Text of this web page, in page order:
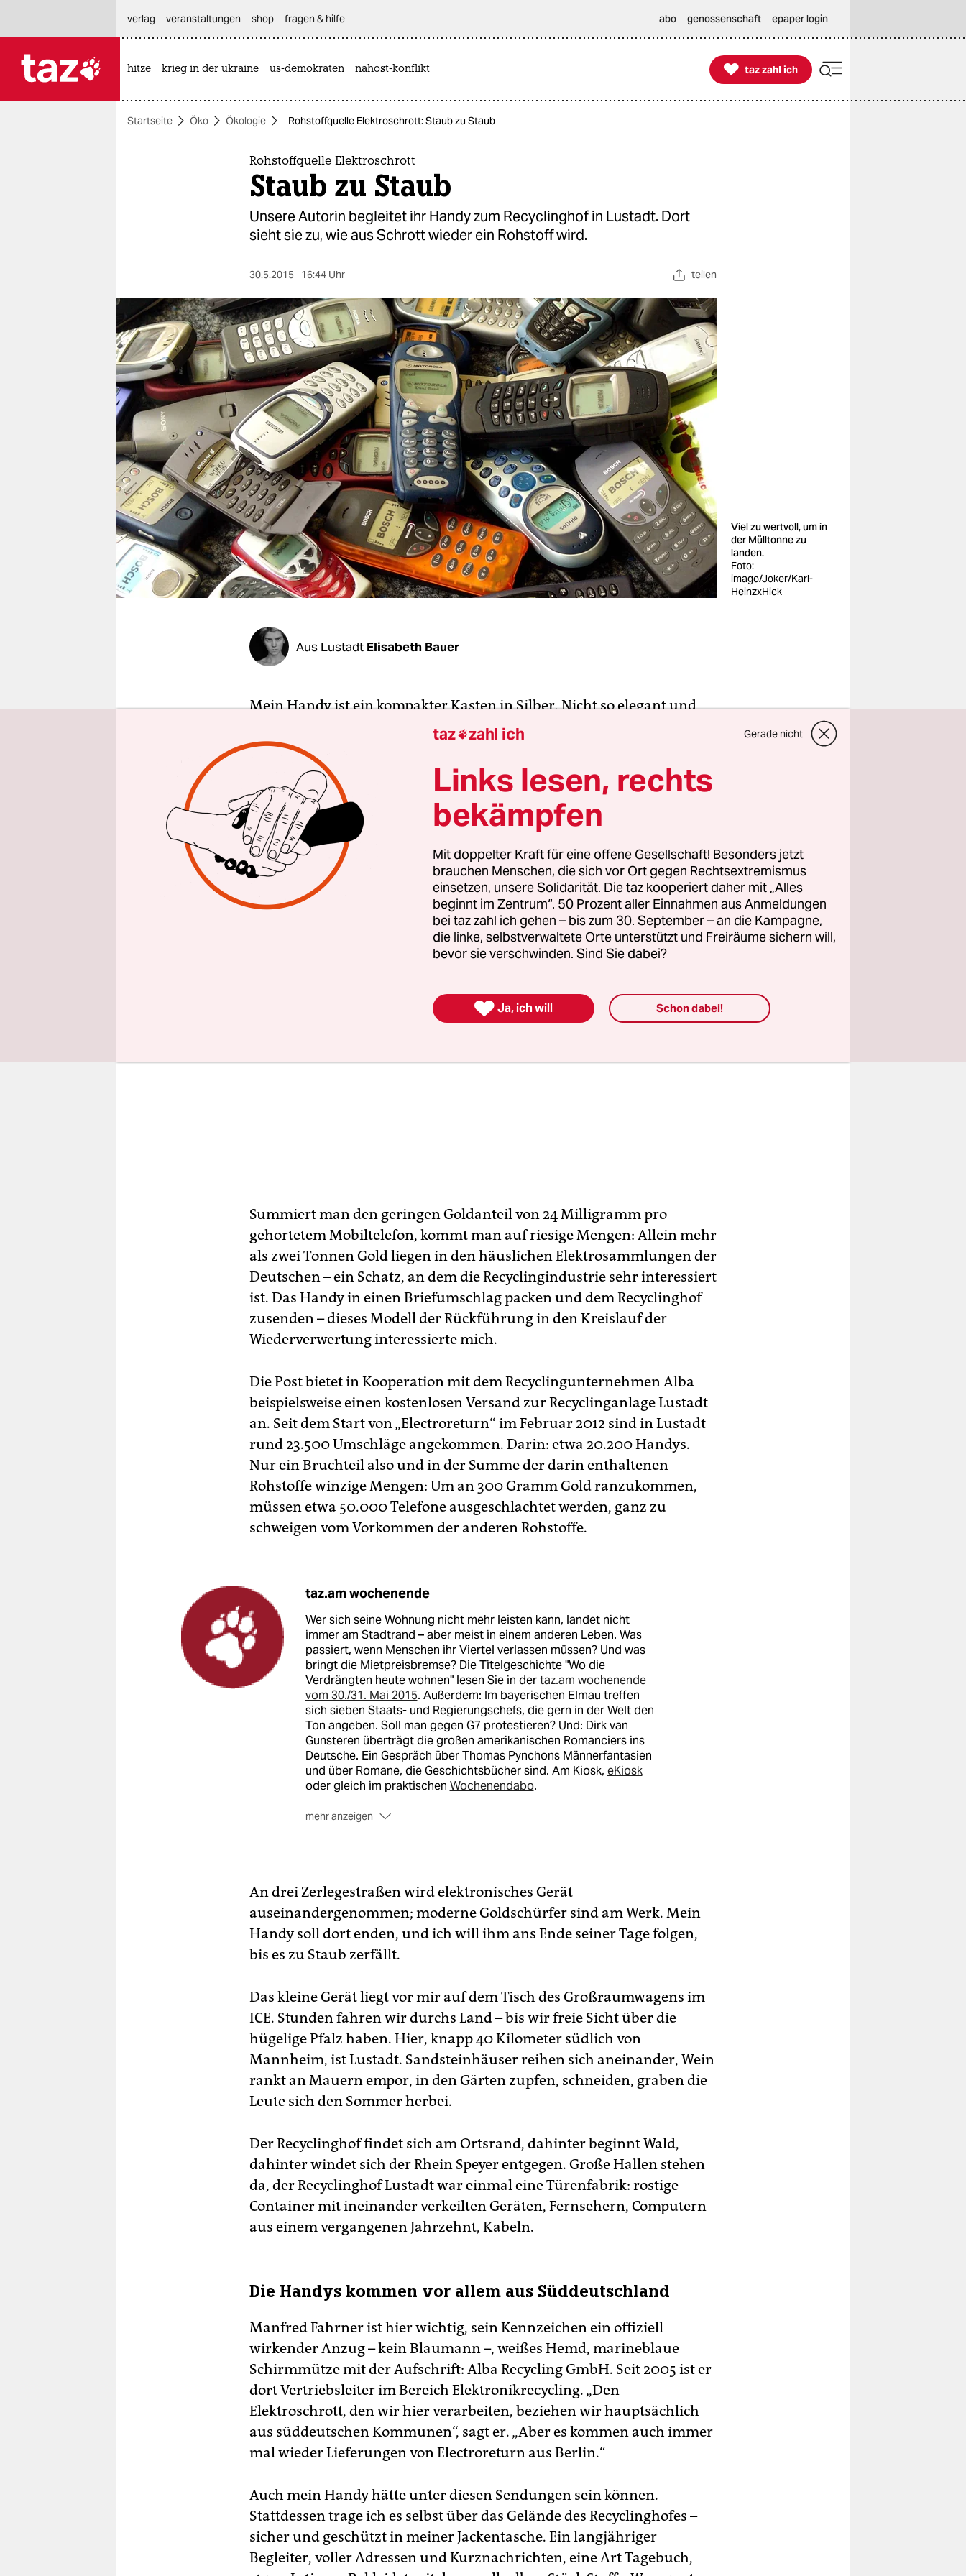
themen
berlin
nord
wahrheit
verlag
verlag
veranstaltungen
shop
fragen & hilfe
unterstützen
abo
verlag
veranstaltungen shop fragen & hilfe abo genossenschaft epaper login
hitze krieg in der ukraine us-demokraten nahost-konflikt 
taz zahl ich
taz zahl ich
Startseite Öko Ökologie Rohstoffquelle Elektroschrott: Staub zu Staub
Rohstoffquelle Elektroschrott
Staub zu Staub
Unsere Autorin begleitet ihr Handy zum Recyclinghof in Lustadt. Dort
sieht sie zu, wie aus Schrott wieder ein Rohstoff wird.
30.5.2015 16:44 Uhr teilen
Viel zu wertvoll, um in
der Mülltonne zu
landen.
Foto:
imago/Joker/Karl-
HeinzxHick
Aus Lustadt Elisabeth Bauer
Mein Handy ist ein kompakter Kasten in Silber. Nicht so elegant und
flach wie die Smartphones, mit denen heute fast jeder ausgestattet ist,
sondern ein Gerät der ganz alten Riege. Stabiles Plastikgehäuse, dicke
Gummitasten, schwerer herausnehmbarer Akku – jahrelang hat es
verlässlich funktioniert, kürzlich gab es den Geist auf.
120 Millionen Handys lagern laut dem Marktforschungsinstitut
YouGov ungenutzt in deutschen Haushalten herum. Gold, Silber,
Kupfer, Seltene Erden und andere Metalle verbergen sich in ihrem
Innern – eine weitgehend ungenutzte Quelle zur Wiederaufbereitung
begehrter Rohstoffe.
Summiert man den geringen Goldanteil von 24 Milligramm pro
gehortetem Mobiltelefon, kommt man auf riesige Mengen: Allein mehr
als zwei Tonnen Gold liegen in den häuslichen Elektrosammlungen der
Deutschen – ein Schatz, an dem die Recyclingindustrie sehr interessiert
ist. Das Handy in einen Briefumschlag packen und dem Recyclinghof
zusenden – dieses Modell der Rückführung in den Kreislauf der
Wiederverwertung interessierte mich.
Die Post bietet in Kooperation mit dem Recyclingunternehmen Alba
beispielsweise einen kostenlosen Versand zur Recyclinganlage Lustadt
an. Seit dem Start von „Electroreturn“ im Februar 2012 sind in Lustadt
rund 23.500 Umschläge angekommen. Darin: etwa 20.200 Handys.
Nur ein Bruchteil also und in der Summe der darin enthaltenen
Rohstoffe winzige Mengen: Um an 300 Gramm Gold ranzukommen,
müssen etwa 50.000 Telefone ausgeschlachtet werden, ganz zu
schweigen vom Vorkommen der anderen Rohstoffe.
taz.am wochenende
Wer sich seine Wohnung nicht mehr leisten kann, landet nicht
immer am Stadtrand – aber meist in einem anderen Leben. Was
passiert, wenn Menschen ihr Viertel verlassen müssen? Und was
bringt die Mietpreisbremse? Die Titelgeschichte "Wo die
Verdrängten heute wohnen" lesen Sie in dertaz.am wochenende
vom 30./31. Mai 2015. Außerdem: Im bayerischen Elmau treffen
sich sieben Staats- und Regierungschefs, die gern in der Welt den
Ton angeben. Soll man gegen G7 protestieren? Und: Dirk van
Gunsteren überträgt die großen amerikanischen Romanciers ins
Deutsche. Ein Gespräch über Thomas Pynchons Männerfantasien
und über Romane, die Geschichtsbücher sind. Am Kiosk, eKiosk
oder gleich im praktischen Wochenendabo.
mehr anzeigen
An drei Zerlegestraßen wird elektronisches Gerät
auseinandergenommen; moderne Goldschürfer sind am Werk. Mein
Handy soll dort enden, und ich will ihm ans Ende seiner Tage folgen,
bis es zu Staub zerfällt.
Das kleine Gerät liegt vor mir auf dem Tisch des Großraumwagens im
ICE. Stunden fahren wir durchs Land – bis wir freie Sicht über die
hügelige Pfalz haben. Hier, knapp 40 Kilometer südlich von
Mannheim, ist Lustadt. Sandsteinhäuser reihen sich aneinander, Wein
rankt an Mauern empor, in den Gärten zupfen, schneiden, graben die
Leute sich den Sommer herbei.
Der Recyclinghof findet sich am Ortsrand, dahinter beginnt Wald,
dahinter windet sich der Rhein Speyer entgegen. Große Hallen stehen
da, der Recyclinghof Lustadt war einmal eine Türenfabrik: rostige
Container mit ineinander verkeilten Geräten, Fernsehern, Computern
aus einem vergangenen Jahrzehnt, Kabeln.
Die Handys kommen vor allem aus Süddeutschland
Manfred Fahrner ist hier wichtig, sein Kennzeichen ein offiziell
wirkender Anzug – kein Blaumann –, weißes Hemd, marineblaue
Schirmmütze mit der Aufschrift: Alba Recycling GmbH. Seit 2005 ist er
dort Vertriebsleiter im Bereich Elektronikrecycling. „Den
Elektroschrott, den wir hier verarbeiten, beziehen wir hauptsächlich
aus süddeutschen Kommunen“, sagt er. „Aber es kommen auch immer
mal wieder Lieferungen von Electroreturn aus Berlin.“
Auch mein Handy hätte unter diesen Sendungen sein können.
Stattdessen trage ich es selbst über das Gelände des Recyclinghofes –
sicher und geschützt in meiner Jackentasche. Ein langjähriger
Begleiter, voller Adressen und Kurznachrichten, eine Art Tagebuch,
taz zahl ich Gerade nicht
Links lesen, rechts
bekämpfen
Mit doppelter Kraft für eine offene Gesellschaft! Besonders jetzt
brauchen Menschen, die sich vor Ort gegen Rechtsextremismus
einsetzen, unsere Solidarität. Die taz kooperiert daher mit „Alles
beginnt im Zentrum“. 50 Prozent aller Einnahmen aus Anmeldungen
bei taz zahl ich gehen – bis zum 30. September – an die Kampagne,
die linke, selbstverwaltete Orte unterstützt und Freiräume sichern will,
bevor sie verschwinden. Sind Sie dabei?
 Ja, ich will Schon dabei!